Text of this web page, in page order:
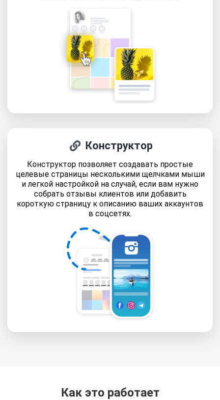
Конструктор
Конструктор позволяет создавать простые
целевые страницы несколькими щелчками мыши
и легкой настройкой на случай, если вам нужно
собрать отзывы клиентов или добавить
короткую страницу к описанию ваших аккаунтов
в соцсетях.
Как это работает